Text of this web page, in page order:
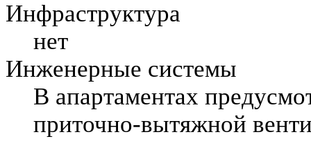
Инфраструктура
нет
Инженерные системы
В апартаментах
приточно-вытяжной